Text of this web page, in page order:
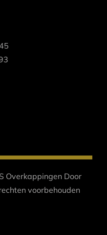
Overkappingen Door
voorbehouden